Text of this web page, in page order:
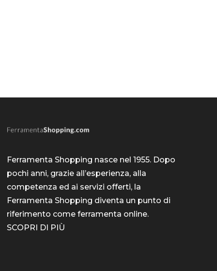
Ferramenta Shopping nasce nel 1955. Dopo
pochi anni, grazie all’esperienza, alla
competenza ed ai servizi offerti, la
Ferramenta Shopping diventa un punto di
riferimento come ferramenta online.
SCOPRI DI PIÙ